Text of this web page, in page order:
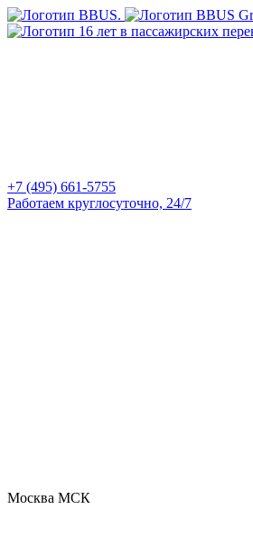
+7 (495) 661-5755
Работаем круглосуточно, 24/7
Москва МСК